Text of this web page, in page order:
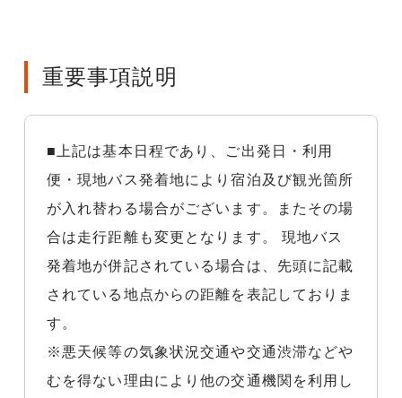
重要事項説明
■上記は基本日程であり、ご出発日・利用
便・現地バス発着地により宿泊及び観光箇所
が入れ替わる場合がございます。またその場
合は走行距離も変更となります。 現地バス
発着地が併記されている場合は、先頭に記載
されている地点からの距離を表記しておりま
す。
※悪天候等の気象状況交通や交通渋滞などや
むを得ない理由により他の交通機関を利用し